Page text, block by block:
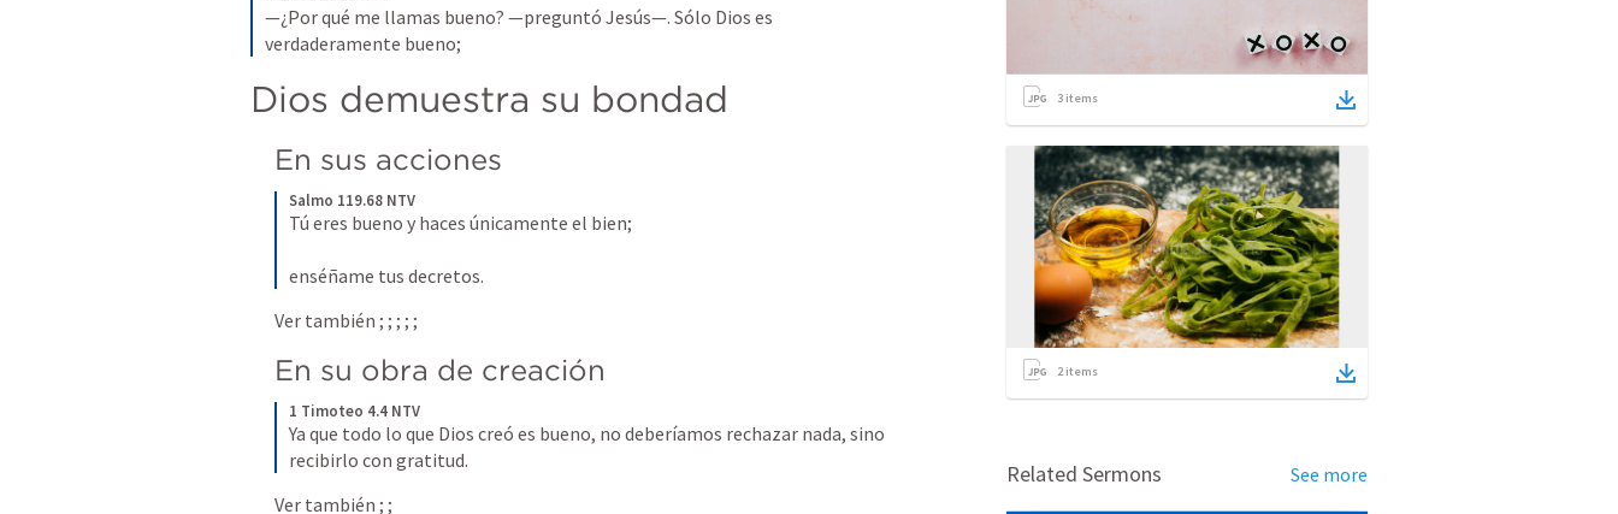
—¿Por qué me llamas bueno? —preguntó Jesús—. Sólo Dios es
verdaderamente bueno;
Dios demuestra su bondad
En sus acciones
Salmo 119.68 NTV
Tú eres bueno y haces únicamente el bien;
enséñame tus decretos.
Ver también ; ; ; ; ;
En su obra de creación
1 Timoteo 4.4 NTV
Ya que todo lo que Dios creó es bueno, no deberíamos rechazar nada, sino
recibirlo con gratitud.
Ver también ; ;
3 items
2items
Related Sermons See more